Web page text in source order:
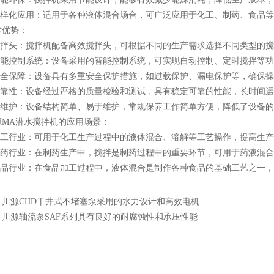
应用：适用于各种液体混合场合，可广泛应用于化工、制药、食品
：
搅拌机配备高效搅拌头，可根据不同的生产需求选择不同类型的搅
系统：设备采用的智能控制系统，可实现自动控制、定时搅拌等功
：设备具有多重安全保护措施，如过载保护、漏电保护等，确保操
设备经过严格的质量检验和测试，具有稳定可靠的性能，长时间运
设备结构简单、易于维护，常规保养工作简单方便，降低了设备
水搅拌机的应用场景：
：可用于化工生产过程中的液体混合、溶解等工艺操作，提高生产
：在制药生产中，搅拌是制药过程中的重要环节，可用于药液混合
：在食品加工过程中，液体混合是制作各种食品的基础工艺之一，
川源CHD干井式不堵塞泵采用的水力设计和高效电机
川源轴流泵SAF系列具有良好的耐腐蚀性和承压性能